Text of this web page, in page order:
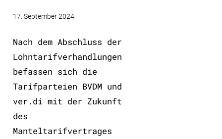
17. September 2024
Nach dem Abschluss der
Lohntarifverhandlungen
befassen sich die
Tarifparteien BVDM und
ver.di mit der Zukunft
des
Manteltarifvertrages